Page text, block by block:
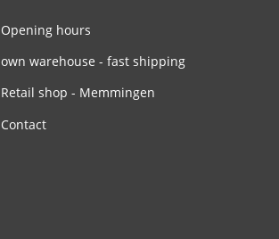
Opening hours
own warehouse - fast shipping
Retail shop - Memmingen
Contact